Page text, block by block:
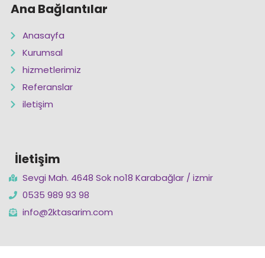
Ana Bağlantılar
Anasayfa
Kurumsal
hizmetlerimiz
Referanslar
iletişim
İletişim
Sevgi Mah. 4648 Sok no18 Karabağlar / izmir
0535 989 93 98
info@2ktasarim.com